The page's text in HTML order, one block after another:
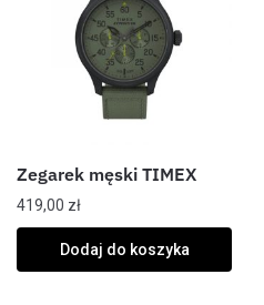
Zegarek męski TIMEX
419,00 zł
Dodaj do koszyka